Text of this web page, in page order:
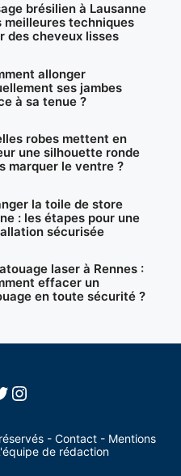
brésilien à Lausanne
meilleures techniques
des cheveux lisses
allonger
ses jambes
à sa tenue ?
robes mettent en
une silhouette ronde
marquer le ventre ?
la toile de store
: les étapes pour une
sécurisée
laser à Rennes :
effacer un
en toute sécurité ?
Instagram
- Contact - Mentions
de rédaction